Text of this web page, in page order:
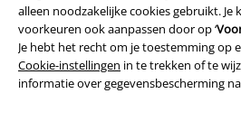
alleen noodzakelijke cookies gebruikt. Je
voorkeuren ook aanpassen door op ‘
Je hebt het recht om je toestemming op
Cookie-instellingen in te trekken of te
informatie over gegevensbescherming
Algemene Voorwaarden
Bedrijfsgegevens
Privacyverklaring